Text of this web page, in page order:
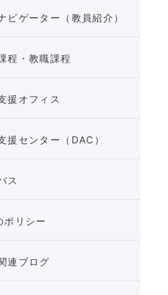
ビゲーター（教員紹介）
程・教職課程
援オフィス
援センター（DAC）
ス
ポリシー
連ブログ